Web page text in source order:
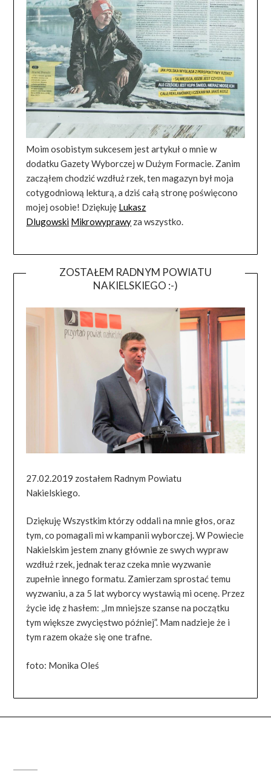
Moim osobistym sukcesem jest artykuł o mnie w
dodatku Gazety Wyborczej w Dużym Formacie. Zanim
zacząłem chodzić wzdłuż rzek, ten magazyn był moja
cotygodniową lekturą, a dziś całą stronę poświęcono
mojej osobie! Dziękuję Lukasz
Dlugowski Mikrowyprawy za wszystko.
ZOSTAŁEM RADNYM POWIATU
NAKIELSKIEGO :-)
27.02.2019 zostałem Radnym Powiatu
Nakielskiego.
Dziękuję Wszystkim którzy oddali na mnie głos, oraz
tym, co pomagali mi w kampanii wyborczej. W Powiecie
Nakielskim jestem znany głównie ze swych wypraw
wzdłuż rzek, jednak teraz czeka mnie wyzwanie
zupełnie innego formatu. Zamierzam sprostać temu
wyzwaniu, a za 5 lat wyborcy wystawią mi ocenę. Przez
życie idę z hasłem: ,,Im mniejsze szanse na początku
tym większe zwycięstwo później”. Mam nadzieje że i
tym razem okaże się one trafne.
foto: Monika Oleś